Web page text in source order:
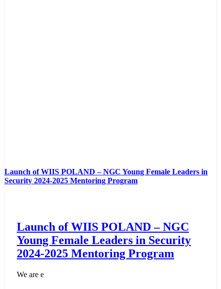
Launch of WIIS POLAND – NGC Young Female Leaders in
Security 2024-2025 Mentoring Program
Launch of WIIS POLAND – NGC
Young Female Leaders in Security
2024-2025 Mentoring Program
We are e